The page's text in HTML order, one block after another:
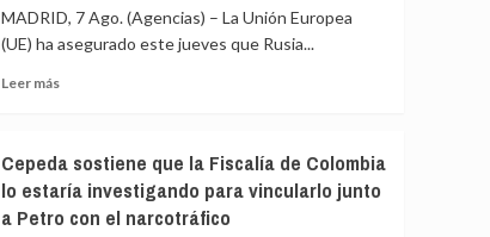
en
las
Cuba
un
MADRID, 7 Ago. (Agencias) – La Unión Europea
(UE) ha asegurado este jueves que Rusia...
Leer másLeer
UE
afirma
que
Cepeda sostiene que la Fiscalía de Colombia
lo estaría investigando para vincularlo junto
a Petro con el narcotráfico